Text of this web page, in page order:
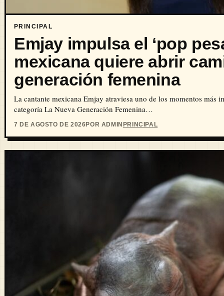
PRINCIPAL
Emjay impulsa el ‘pop
mexicana quiere abrir
generación femenina
La cantante mexicana Emjay atraviesa uno de los momentos más
categoría La Nueva Generación Femenina…
7 DE AGOSTO DE 2026POR ADMIN PRINCIPAL